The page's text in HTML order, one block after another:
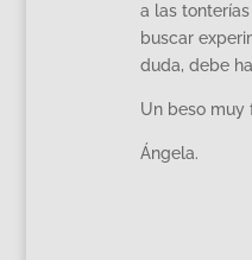
a las
buscar
duda, debe
Un beso muy
Ángela.